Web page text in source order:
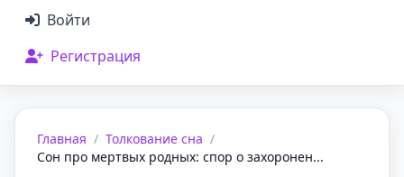
Войти
Регистрация
Главная / Толкование сна /
Сон про мертвых родных: спор о захоронен...